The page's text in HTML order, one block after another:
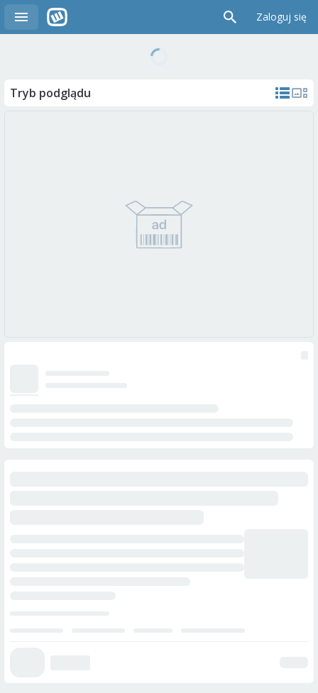
Zaloguj się
Tryb podglądu